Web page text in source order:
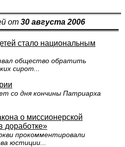
от 30 августа 2006
стало национальным
общество обратить
сирот...
со дня кончины Патриарха
о миссионерской
доработке»
прокомментировали
юстиции...